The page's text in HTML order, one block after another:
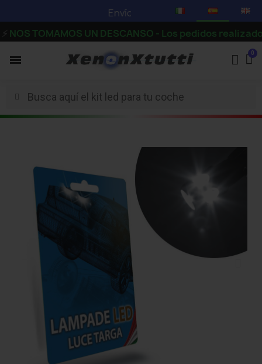
Envío en 3-5 días hábiles - Mira
TOMAMOS UN DESCANSO - Los pedidos